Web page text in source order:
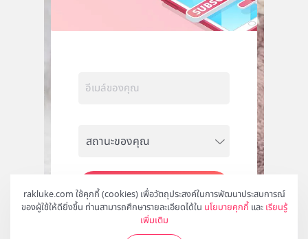
rakluke.com ใช้คุกกี้ (cookies) เพื่อวัตถุประสงค์ในการพัฒนาประสบการณ์
ของผู้ใช้ให้ดียิ่งขึ้น ท่านสามารถศึกษารายละเอียดได้ใน นโยบายคุกกี้ และ เรียนรู้
เพิ่มเติม
สมัคร